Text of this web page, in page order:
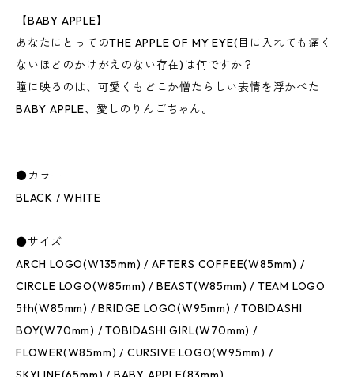
【BABY APPLE】
あなたにとってのTHE APPLE OF MY EYE(目に入れても痛く
ないほどのかけがえのない存在)は何ですか？
瞳に映るのは、可愛くもどこか憎たらしい表情を浮かべた
BABY APPLE、愛しのりんごちゃん。
●カラー
BLACK / WHITE
●サイズ
ARCH LOGO(W135mm) / AFTERS COFFEE(W85mm) /
CIRCLE LOGO(W85mm) / BEAST(W85mm) / TEAM LOGO
5th(W85mm) / BRIDGE LOGO(W95mm) / TOBIDASHI
BOY(W70mm) / TOBIDASHI GIRL(W70mm) /
FLOWER(W85mm) / CURSIVE LOGO(W95mm) /